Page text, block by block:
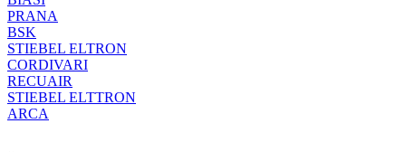
PRANA
BSK
STIEBEL ELTRON
CORDIVARI
RECUAIR
STIEBEL ELTTRON
ARCA